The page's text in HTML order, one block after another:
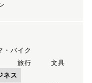
・バイク
旅行
文具
ネス